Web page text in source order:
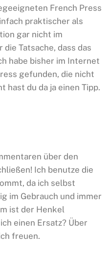
French Press
praktischer als
gar nicht im
Tatsache, dass das
habe bisher im Internet
gefunden, die nicht
hast du da ja einen Tipp.
über den
Ich benutze die
da ich selbst
im Gebrauch und immer
ist der Henkel
einen Ersatz? Über
freuen.